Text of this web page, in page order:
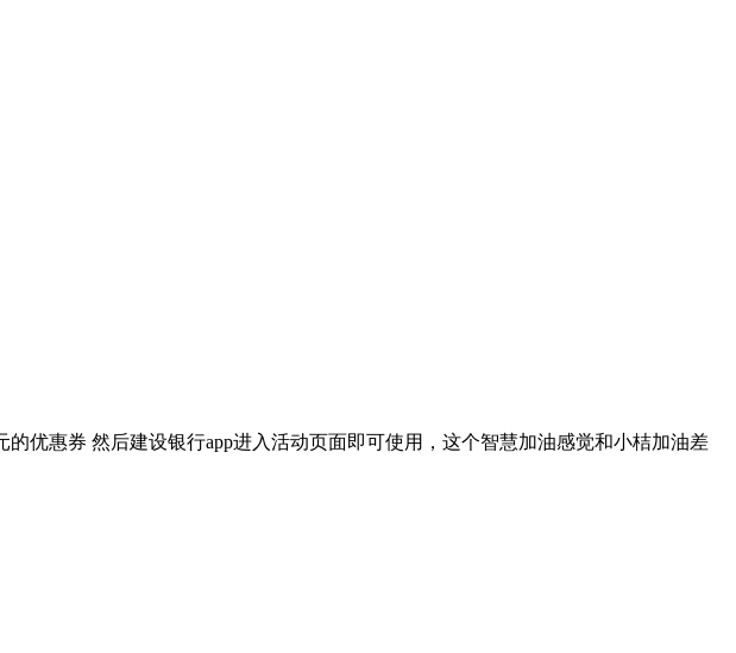
优惠券 然后建设银行app进入活动页面即可使用，这个智慧加油感觉和小桔加油差